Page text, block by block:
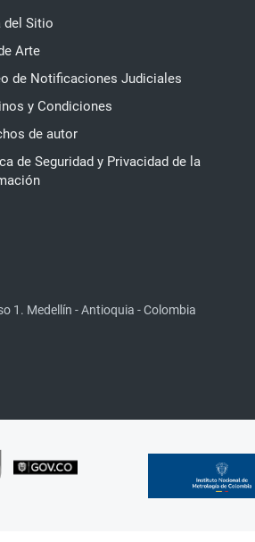
del Sitio
Arte
de Notificaciones Judiciales
y Condiciones
de autor
de Seguridad y Privacidad de la
1. Medellín - Antioquia - Colombia